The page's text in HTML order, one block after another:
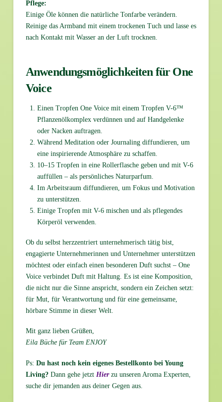
Pflege:
Einige Öle können die natürliche Tonfarbe verändern.
Reinige das Armband mit einem trockenen Tuch und lasse es
nach Kontakt mit Wasser an der Luft trocknen.
Anwendungsmöglichkeiten für One
Voice
Einen Tropfen One Voice mit einem Tropfen V-6™
Pflanzenölkomplex verdünnen und auf Handgelenke
oder Nacken auftragen.
Während Meditation oder Journaling diffundieren, um
eine inspirierende Atmosphäre zu schaffen.
10–15 Tropfen in eine Rollerflasche geben und mit V-6
auffüllen – als persönliches Naturparfum.
Im Arbeitsraum diffundieren, um Fokus und Motivation
zu unterstützen.
Einige Tropfen mit V-6 mischen und als pflegendes
Körperöl verwenden.
Ob du selbst herzzentriert unternehmerisch tätig bist,
engagierte Unternehmerinnen und Unternehmer unterstützen
möchtest oder einfach einen besonderen Duft suchst – One
Voice verbindet Duft mit Haltung. Es ist eine Komposition,
die nicht nur die Sinne anspricht, sondern ein Zeichen setzt:
für Mut, für Verantwortung und für eine gemeinsame,
hörbare Stimme in dieser Welt.
Mit ganz lieben Grüßen,
Eila Büche für Team ENJOY
Ps: Du hast noch kein eigenes Bestellkonto bei Young
Living?Dann gehe jetzt Hierzu unseren Aroma Experten,
suche dir jemanden aus deiner Gegen aus.